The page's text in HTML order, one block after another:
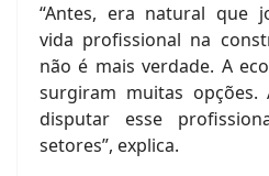
“Antes, era natural que
vida profissional na
não é mais verdade. A
surgiram muitas opções.
disputar esse
setores”, explica.